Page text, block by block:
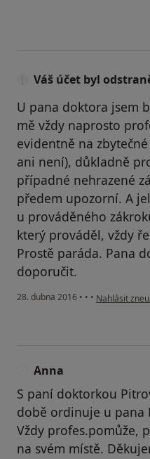
Váš účet byl
U pana doktora jsem
mě vždy naprosto
evidentně na
ani není), důkladně
případné nehrazené
předem upozorní. A
u prováděného
který prováděl, vždy
Prostě paráda. Pana
doporučit.
28. dubna 2016 • • • podle názoru
Nahlásit
Anna
S paní doktorkou
době ordinuje u pana
Vždy profes.pomůže,
na svém místě.